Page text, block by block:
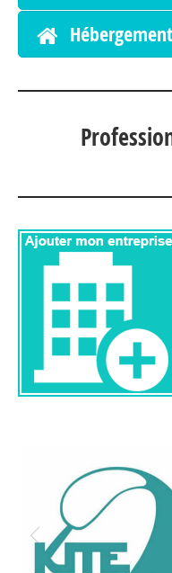
Hébergement